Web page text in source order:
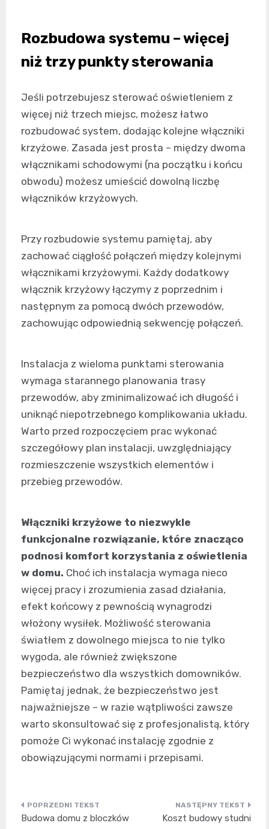
Rozbudowa systemu – więcej
niż trzy punkty sterowania
Jeśli potrzebujesz sterować oświetleniem z
więcej niż trzech miejsc, możesz łatwo
rozbudować system, dodając kolejne włączniki
krzyżowe. Zasada jest prosta – między dwoma
włącznikami schodowymi (na początku i końcu
obwodu) możesz umieścić dowolną liczbę
włączników krzyżowych.
Przy rozbudowie systemu pamiętaj, aby
zachować ciągłość połączeń między kolejnymi
włącznikami krzyżowymi. Każdy dodatkowy
włącznik krzyżowy łączymy z poprzednim i
następnym za pomocą dwóch przewodów,
zachowując odpowiednią sekwencję połączeń.
Instalacja z wieloma punktami sterowania
wymaga starannego planowania trasy
przewodów, aby zminimalizować ich długość i
uniknąć niepotrzebnego komplikowania układu.
Warto przed rozpoczęciem prac wykonać
szczegółowy plan instalacji, uwzględniający
rozmieszczenie wszystkich elementów i
przebieg przewodów.
Włączniki krzyżowe to niezwykle
funkcjonalne rozwiązanie, które znacząco
podnosi komfort korzystania z oświetlenia
w domu. Choć ich instalacja wymaga nieco
więcej pracy i zrozumienia zasad działania,
efekt końcowy z pewnością wynagrodzi
włożony wysiłek. Możliwość sterowania
światłem z dowolnego miejsca to nie tylko
wygoda, ale również zwiększone
bezpieczeństwo dla wszystkich domowników.
Pamiętaj jednak, że bezpieczeństwo jest
najważniejsze – w razie wątpliwości zawsze
warto skonsultować się z profesjonalistą, który
pomoże Ci wykonać instalację zgodnie z
obowiązującymi normami i przepisami.
Nawigacja
Budowa domu z bloczków
Koszt budowy studni